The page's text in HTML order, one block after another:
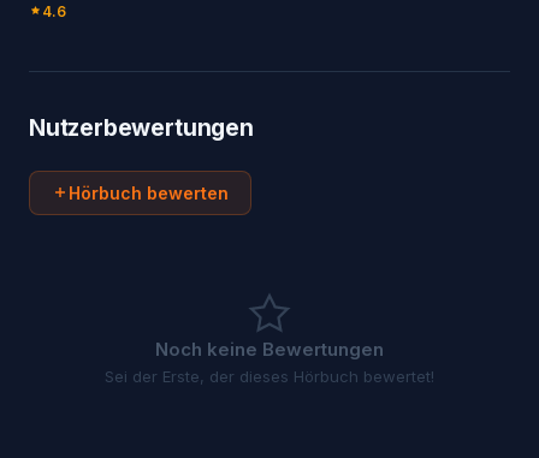
4.6
Nutzerbewertungen
Hörbuch bewerten
Noch keine Bewertungen
Sei der Erste, der dieses Hörbuch bewertet!